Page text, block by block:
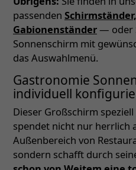
passenden
Gabionenständer— oder
Sonnenschirm mit
das Auswahlmenü.
Gastronomie
individuell
Dieser Großschirm
spendet nicht nur herrlich
Außenbereich von
sondern schafft durch